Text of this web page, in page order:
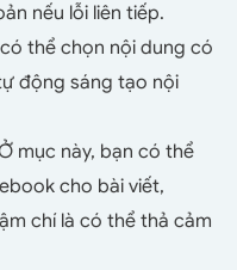
nếu lỗi liên tiếp.
thể chọn nội dung có
động sáng tạo nội
mục này, bạn có thể
cho bài viết,
chí là có thể thả cảm